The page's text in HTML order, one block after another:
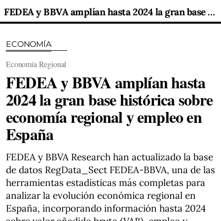
FEDEA y BBVA amplían hasta 2024 la gran base histórica sobre economía regional y empleo en España
ECONOMÍA
Economía Regional
FEDEA y BBVA amplían hasta
2024 la gran base histórica sobre
economía regional y empleo en
España
FEDEA y BBVA Research han actualizado la base
de datos RegData_Sect FEDEA-BBVA, una de las
herramientas estadísticas más completas para
analizar la evolución económica regional en
España, incorporando información hasta 2024